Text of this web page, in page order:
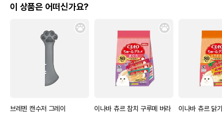
이 상품은 어떠신가요?
브레멘 캔수저 그레이
이나바 츄르 참치 구루메 버라
이나바 츄르 닭